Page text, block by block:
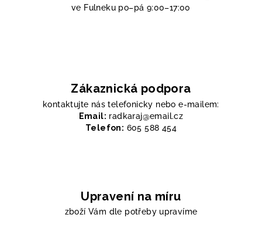
ve Fulneku po–pá 9:00–17:00
Zákaznická podpora
kontaktujte nás telefonicky nebo e-mailem:
Email: radkaraj@email.cz
Telefon: 605 588 454
Upravení na míru
zboží Vám dle potřeby upravíme